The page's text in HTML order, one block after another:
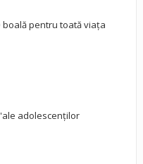
boală pentru toată viața
adolescenților